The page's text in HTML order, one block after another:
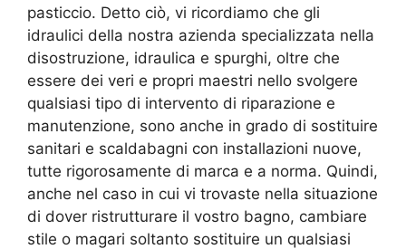
pasticcio. Detto ciò, vi ricordiamo che gli
idraulici della nostra azienda specializzata nella
disostruzione, idraulica e spurghi, oltre che
essere dei veri e propri maestri nello svolgere
qualsiasi tipo di intervento di riparazione e
manutenzione, sono anche in grado di sostituire
sanitari e scaldabagni con installazioni nuove,
tutte rigorosamente di marca e a norma. Quindi,
anche nel caso in cui vi trovaste nella situazione
di dover ristrutturare il vostro bagno, cambiare
stile o magari soltanto sostituire un qualsiasi